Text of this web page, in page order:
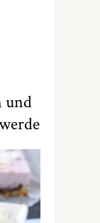
und